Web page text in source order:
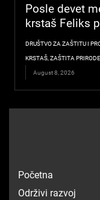
Posle devet
krstaš Feliks
DRUŠTVO ZA ZAŠTITU I
KRSTAŠ,ZAŠTITA PRIRODE
August 8, 2026
Početna
Održivi razvoj